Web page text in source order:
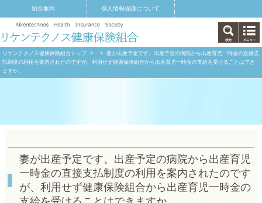
組合案内 個人情報保護について
リケンテクノス健康保険組合トップ >
> 妻が出産予定です。出産予定の病院から出産育児一時金の直接支
払制度の利用を案内されたのですが、利用せず健康保険組合から出産育児一時金の支給を受けることはでき
ますか。
妻が出産予定です。出産予定の病院から出産育児
一時金の直接支払制度の利用を案内されたのです
が、利用せず健康保険組合から出産育児一時金の